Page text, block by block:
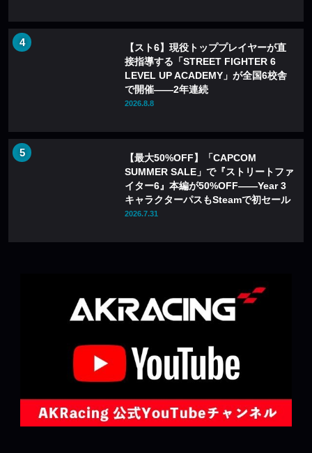
【スト6】現役トッププレイヤーが直
接指導する「STREET FIGHTER 6
LEVEL UP ACADEMY」が全国6校舎
で開催——2年連続
2026.8.8
【最大50%OFF】「CAPCOM
SUMMER SALE」で『ストリートファ
イター6』本編が50%OFF——Year 3
キャラクターパスもSteamで初セール
2026.7.31